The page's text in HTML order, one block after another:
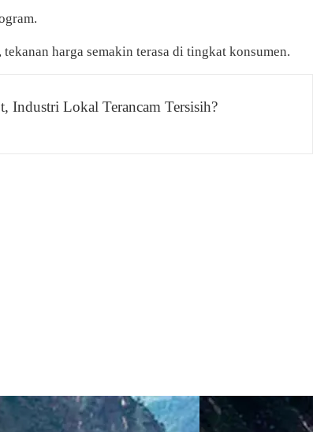
harga semakin terasa di tingkat konsumen.
Industri Lokal Terancam Tersisih?